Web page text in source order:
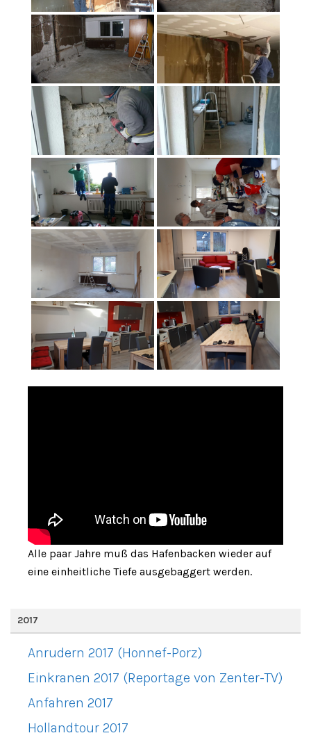
Alle paar Jahre muß das Hafenbacken wieder auf
eine einheitliche Tiefe ausgebaggert werden.
2017
Anrudern 2017 (Honnef-Porz)
Einkranen 2017 (Reportage von Zenter-TV)
Anfahren 2017
Hollandtour 2017